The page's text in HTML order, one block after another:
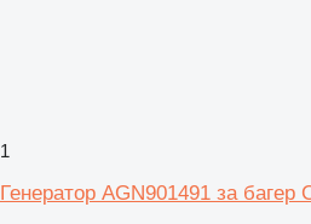
1
Генератор AGN901491 за багер